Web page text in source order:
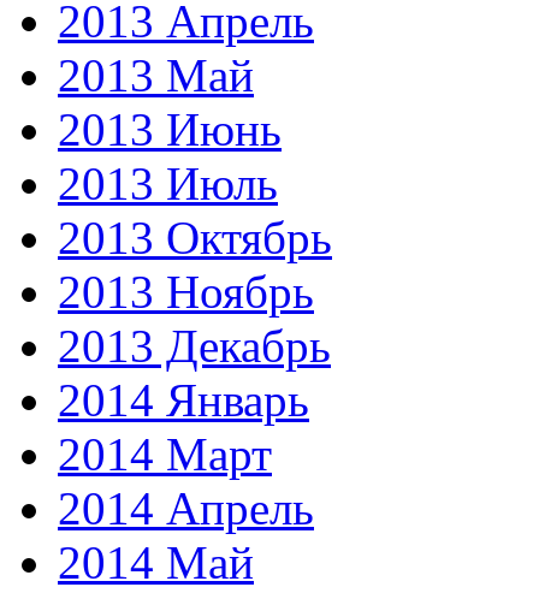
2013 Апрель
2013 Май
2013 Июнь
2013 Июль
2013 Октябрь
2013 Ноябрь
2013 Декабрь
2014 Январь
2014 Март
2014 Апрель
2014 Май